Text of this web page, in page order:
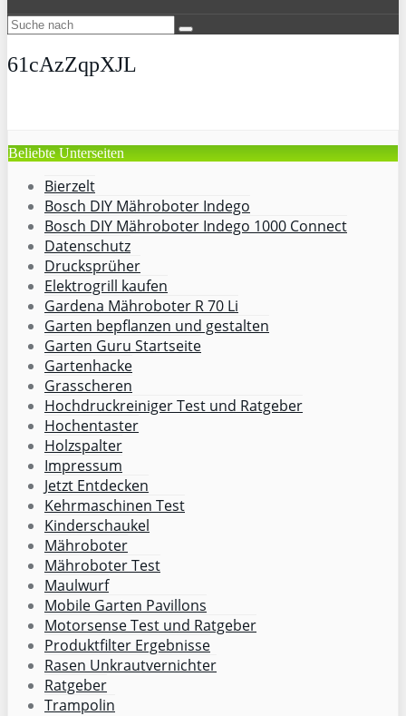
61cAzZqpXJL
Beliebte Unterseiten
Bierzelt
Bosch DIY Mähroboter Indego
Bosch DIY Mähroboter Indego 1000 Connect
Datenschutz
Drucksprüher
Elektrogrill kaufen
Gardena Mähroboter R 70 Li
Garten bepflanzen und gestalten
Garten Guru Startseite
Gartenhacke
Grasscheren
Hochdruckreiniger Test und Ratgeber
Hochentaster
Holzspalter
Impressum
Jetzt Entdecken
Kehrmaschinen Test
Kinderschaukel
Mähroboter
Mähroboter Test
Maulwurf
Mobile Garten Pavillons
Motorsense Test und Ratgeber
Produktfilter Ergebnisse
Rasen Unkrautvernichter
Ratgeber
Trampolin